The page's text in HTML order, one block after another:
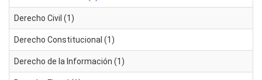
Derecho Civil (1)
Derecho Constitucional (1)
Derecho de la Información (1)